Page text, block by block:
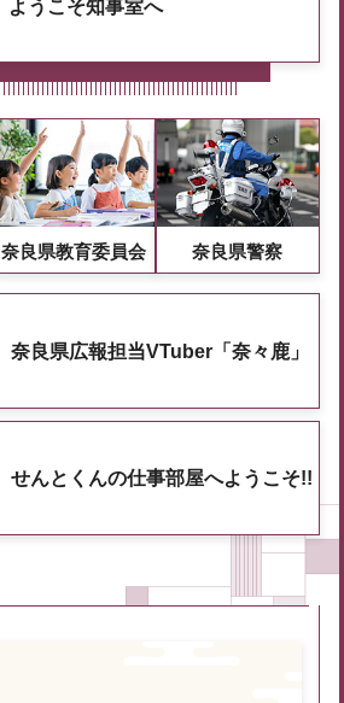
ようこそ知事室へ
奈良県教育委員会 奈良県警察
奈良県広報担当VTuber「奈々鹿」
せんとくんの仕事部屋へようこそ!!